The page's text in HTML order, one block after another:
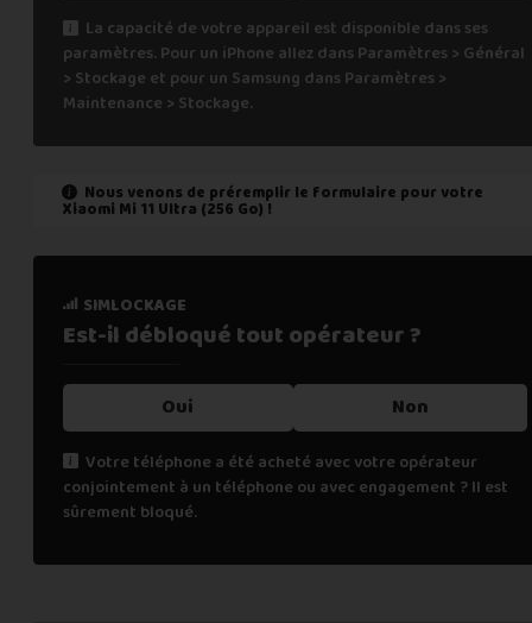
La capacité de votre appareil est disponible dans ses
paramètres. Pour un iPhone allez dans Paramètres > Général
> Stockage et pour un Samsung dans Paramètres >
Maintenance > Stockage.
Nous venons de préremplir le formulaire pour votre
Xiaomi Mi 11 Ultra (256 Go)!
simlockage
Est-il débloqué toutopérateur ?
Oui Non
Votre téléphone a été acheté avec votre opérateur
conjointement à un téléphone ou avec engagement ? Il est
sûrement bloqué.
état de marche
Est-il fonctionnel ?
Non
Cochez "non" si une des affirmations suivantes est vraie :
les appels téléphoniques ne fonctionnent pas,